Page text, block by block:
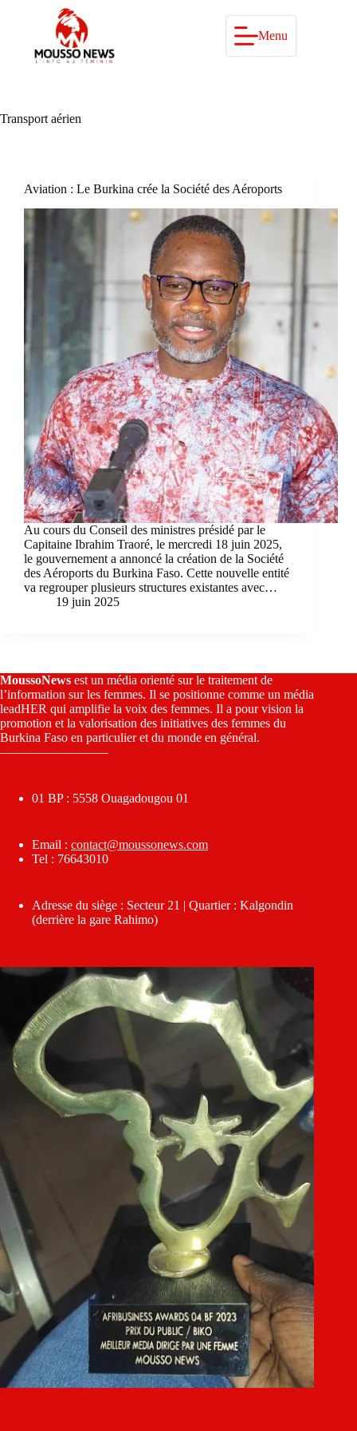
Menu
Transport aérien
Aviation : Le Burkina crée la Société des Aéroports
Au cours du Conseil des ministres présidé par le
Capitaine Ibrahim Traoré, le mercredi 18 juin 2025,
le gouvernement a annoncé la création de la Société
des Aéroports du Burkina Faso. Cette nouvelle entité
va regrouper plusieurs structures existantes avec…
19 juin 2025
MoussoNews est un média orienté sur le traitement de
l’information sur les femmes. Il se positionne comme un média
leadHER qui amplifie la voix des femmes. Il a pour vision la
promotion et la valorisation des initiatives des femmes du
Burkina Faso en particulier et du monde en général.
————————–
01 BP : 5558 Ouagadougou 01
Email : contact@moussonews.com
Tel : 76643010
Adresse du siège : Secteur 21 | Quartier : Kalgondin
(derrière la gare Rahimo)